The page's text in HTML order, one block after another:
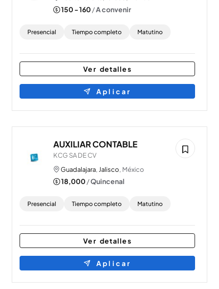
150 - 160/A convenir
Presencial Tiempo completo Matutino
Ver detalles
Aplicar
AUXILIAR CONTABLE
KCG SA DE CV
Guadalajara, Jalisco, México
18,000/Quincenal
Presencial Tiempo completo Matutino
Ver detalles
Aplicar